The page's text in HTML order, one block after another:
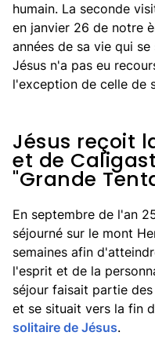
humain. La seconde
en janvier 26 de notre
années de sa vie qui
Jésus n'a pas eu
l'exception de celle de
Jésus reçoit
et de
"Grande
En septembre de l'an
séjourné sur le mont
semaines afin
l'esprit et de la
séjour faisait partie
et se situait vers la fin
solitaire de Jésus.